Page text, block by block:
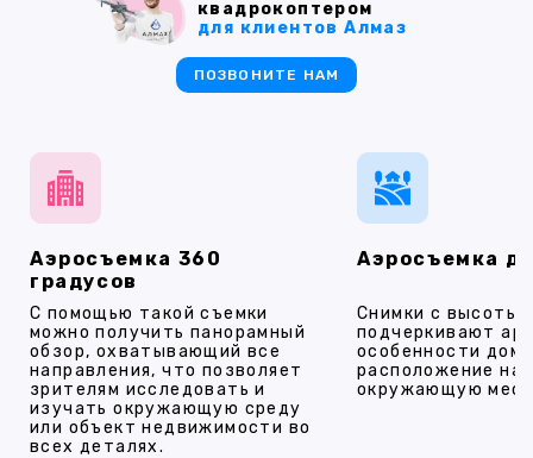
Аэросъемка 360
градусов
С помощью такой съемки
можно получить панорамный
обзор, охватывающий все
направления, что позволяет
зрителям исследовать и
изучать окружающую среду
или объект недвижимости во
всех деталях.
Аэросъемка
Снимки с высоты
подчеркивают
особенности
расположение на
окружающую
квадрокоптером
для клиентов Алмаз
ПОЗВОНИТЕ НАМ